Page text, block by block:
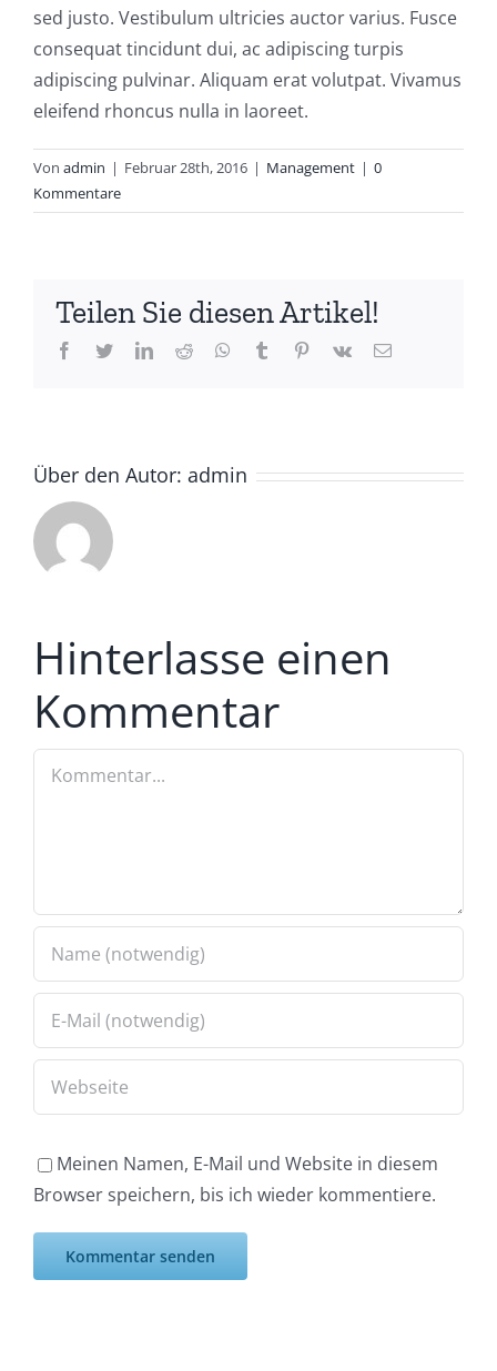
sed justo. Vestibulum ultricies auctor varius. Fusce
consequat tincidunt dui, ac adipiscing turpis
adipiscing pulvinar. Aliquam erat volutpat. Vivamus
eleifend rhoncus nulla in laoreet.
Von admin | Februar 28th, 2016 | Management | 0
Kommentare
Teilen Sie diesen Artikel!
Facebook
TwitterLinkedIn
Reddit Whatsapp
Tumblr Pinterest
Vk Email
Über den Autor: admin
Hinterlasse einen
Kommentar
Kommentar
Meinen Namen, E-Mail und Website in diesem
Browser speichern, bis ich wieder kommentiere.